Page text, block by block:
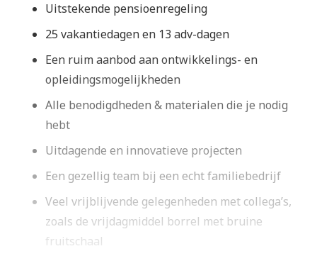
Uitstekende pensioenregeling
25 vakantiedagen en 13 adv-dagen
Een ruim aanbod aan ontwikkelings- en
opleidingsmogelijkheden
Alle benodigdheden & materialen die je nodig
hebt
Uitdagende en innovatieve projecten
Een gezellig team bij een echt familiebedrijf
Veel vrijblijvende gelegenheden met collega’s,
zoals de vrijdagmiddel borrel met bruine
fruitschaal